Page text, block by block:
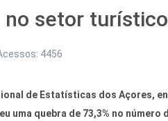
setor
4456
de Estatísticas dos Açores,
quebra de 73,3% no número